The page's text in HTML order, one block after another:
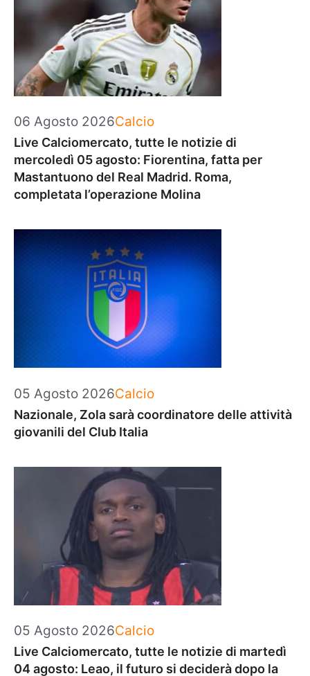
06 Agosto 2026Categorie
Calcio
Live Calciomercato, tutte le notizie di
mercoledì 05 agosto: Fiorentina, fatta per
Mastantuono del Real Madrid. Roma,
completata l’operazione Molina
05 Agosto 2026Categorie
Calcio
Nazionale, Zola sarà coordinatore delle attività
giovanili del Club Italia
05 Agosto 2026Categorie
Calcio
Live Calciomercato, tutte le notizie di martedì
04 agosto: Leao, il futuro si deciderà dopo la